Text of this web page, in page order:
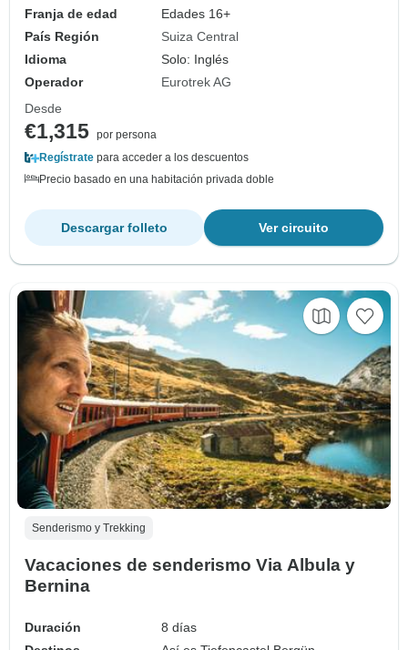
Franja de edad
Edades 16+
País Región
Suiza Central
Idioma
Solo: Inglés
Operador
Eurotrek AG
Desde
€1,315 por persona
Regístrate para acceder a los descuentos
Precio basado en una habitación privada doble
Ver circuito
Descargar folleto
Senderismo y Trekking
Vacaciones de senderismo Via Albula y
Bernina
Duración
8 días